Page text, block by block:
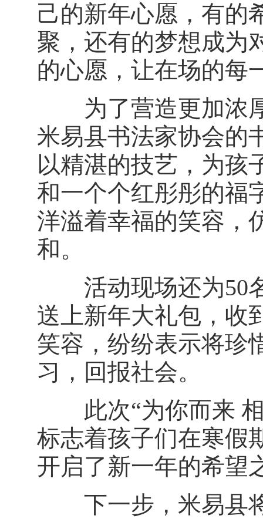
己的新年心愿，有的
聚，还有的梦想成为
的心愿，让在场的每
为了营造更加浓厚
米易县书法家协会的
以精湛的技艺，为孩
和一个个红彤彤的福
洋溢着幸福的笑容，
和。
活动现场还为50名
送上新年大礼包，收
笑容，纷纷表示将珍
习，回报社会。
此次“为你而来 相
标志着孩子们在寒假
开启了新一年的希望
下一步，米易县将